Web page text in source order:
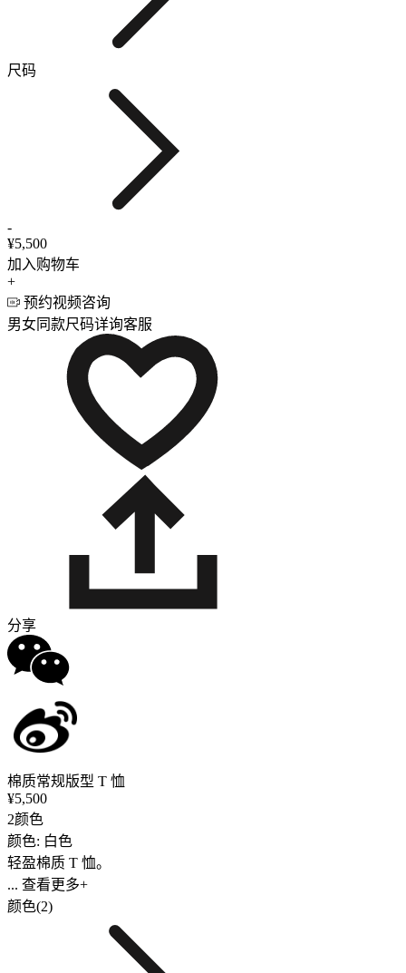
尺码
-
¥5,500
加入购物车
+
预约视频咨询
男女同款尺码详询客服
分享
棉质常规版型 T 恤
¥5,500
2颜色
颜色: 白色
轻盈棉质 T 恤。
... 查看更多+
颜色(2)